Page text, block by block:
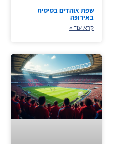
שפת אוהדים בסיסית
באירופה
קרא עוד »